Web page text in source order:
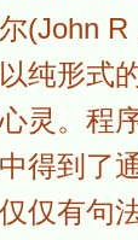
(John
纯形式
灵。程
得到了
仅有句